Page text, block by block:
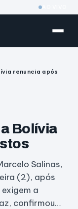
renuncia após
Bolívia
Salinas,
(2), após
a
confirmou…